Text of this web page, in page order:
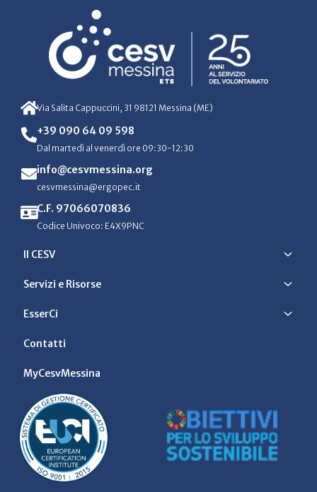
Via Salita Cappuccini, 31 98121 Messina (ME)
+39 090 64 09 598
Dal martedì al venerdì ore 09:30-12:30
info@cesvmessina.org
cesvmessina@ergopec.it
C.F. 97066070836
Codice Univoco: E4X9PNC
Il CESV
Servizi e Risorse
EsserCi
Contatti
MyCesvMessina